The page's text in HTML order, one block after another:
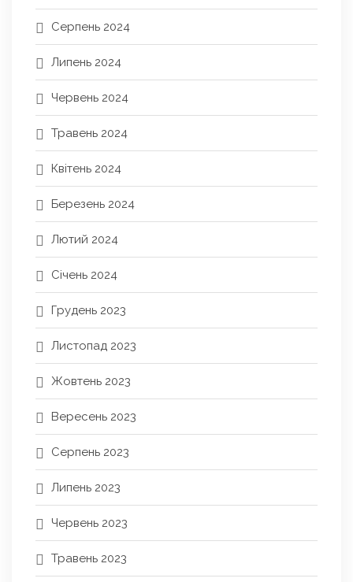
Серпень 2024
Липень 2024
Червень 2024
Травень 2024
Квітень 2024
Березень 2024
Лютий 2024
Січень 2024
Грудень 2023
Листопад 2023
Жовтень 2023
Вересень 2023
Серпень 2023
Липень 2023
Червень 2023
Травень 2023